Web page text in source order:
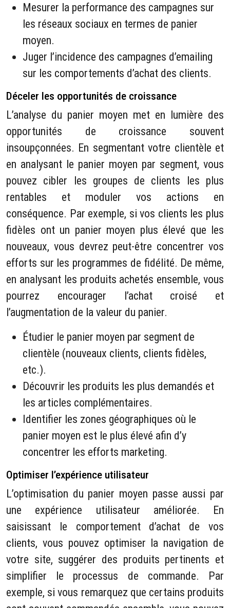
Mesurer la performance des campagnes sur
les réseaux sociaux en termes de panier
moyen.
Juger l’incidence des campagnes d’emailing
sur les comportements d’achat des clients.
Déceler les opportunités de croissance
L’analyse du panier moyen met en lumière des
opportunités de croissance souvent
insoupçonnées. En segmentant votre clientèle et
en analysant le panier moyen par segment, vous
pouvez cibler les groupes de clients les plus
rentables et moduler vos actions en
conséquence. Par exemple, si vos clients les plus
fidèles ont un panier moyen plus élevé que les
nouveaux, vous devrez peut-être concentrer vos
efforts sur les programmes de fidélité. De même,
en analysant les produits achetés ensemble, vous
pourrez encourager l’achat croisé et
l’augmentation de la valeur du panier.
Étudier le panier moyen par segment de
clientèle (nouveaux clients, clients fidèles,
etc.).
Découvrir les produits les plus demandés et
les articles complémentaires.
Identifier les zones géographiques où le
panier moyen est le plus élevé afin d’y
concentrer les efforts marketing.
Optimiser l’expérience utilisateur
L’optimisation du panier moyen passe aussi par
une expérience utilisateur améliorée. En
saisissant le comportement d’achat de vos
clients, vous pouvez optimiser la navigation de
votre site, suggérer des produits pertinents et
simplifier le processus de commande. Par
exemple, si vous remarquez que certains produits